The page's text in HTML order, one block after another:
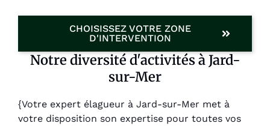
CHOISISSEZ VOTRE ZONE
D'INTERVENTION
Notre diversité d'activités à Jard-
sur-Mer
{Votre expert élagueur à Jard-sur-Mer met à
votre disposition son expertise pour toutes vos